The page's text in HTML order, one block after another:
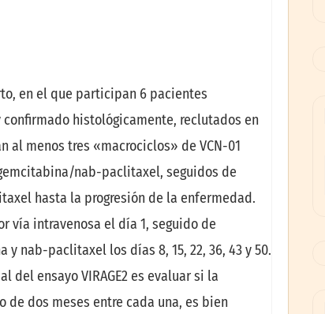
en el que participan 6 pacientes
histológicamente, reclutados en
al menos tres «macrociclos» de VCN-01
nab-paclitaxel, seguidos de
hasta la progresión de la enfermedad.
vía intravenosa el día 1, seguido de
nab-paclitaxel los días 8, 15, 22, 36, 43 y 50.
del ensayo VIRAGE2 es evaluar si la
de dos meses entre cada una, es bien